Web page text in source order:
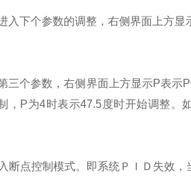
入下个参数的调整，右侧界面上方
三个参数，右侧界面上方显示P表
，P为4时表示47.5度时开始调整。
断点控制模式。即系统ＰＩＤ失效